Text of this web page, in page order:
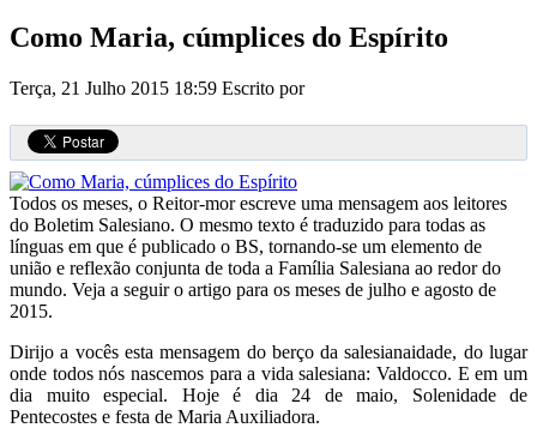
Como Maria, cúmplices do Espírito
Terça, 21 Julho 2015 18:59 Escrito por
Todos os meses, o Reitor-mor escreve uma mensagem aos leitores
do Boletim Salesiano. O mesmo texto é traduzido para todas as
línguas em que é publicado o BS, tornando-se um elemento de
união e reflexão conjunta de toda a Família Salesiana ao redor do
mundo. Veja a seguir o artigo para os meses de julho e agosto de
2015.
Dirijo a vocês esta mensagem do berço da salesianaidade, do lugar
onde todos nós nascemos para a vida salesiana: Valdocco. E em um
dia muito especial. Hoje é dia 24 de maio, Solenidade de
Pentecostes e festa de Maria Auxiliadora.